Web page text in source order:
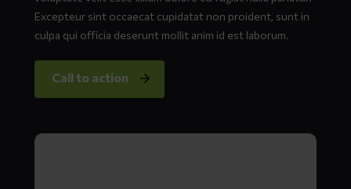
Excepteur sint occaecat cupidatat non proident, sunt in
culpa qui officia deserunt mollit anim id est laborum.
Call to action